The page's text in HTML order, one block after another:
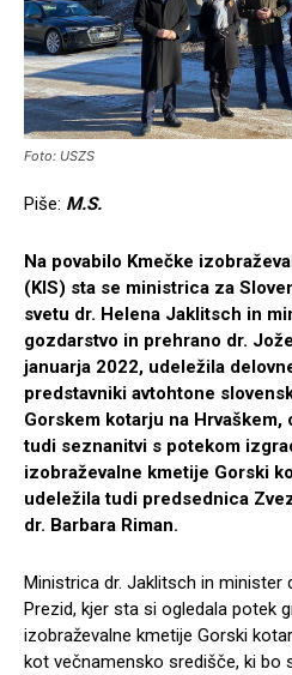
Foto: USZS
Piše: M.S.
Na povabilo Kmečke
(KIS) sta se ministrica za
svetu dr. Helena Jaklitsch in
gozdarstvo in prehrano dr.
januarja 2022, udeležila
predstavniki avtohtone
Gorskem kotarju na
tudi seznanitvi s potekom
izobraževalne kmetije Gorski
udeležila tudi predsednica
dr. Barbara Riman.
Ministrica dr. Jaklitsch in minister
Prezid, kjer sta si ogledala potek
izobraževalne kmetije Gorski
kot večnamensko središče, ki bo